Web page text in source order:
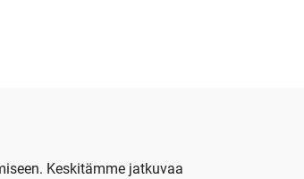
Keskitämme jatkuvaa